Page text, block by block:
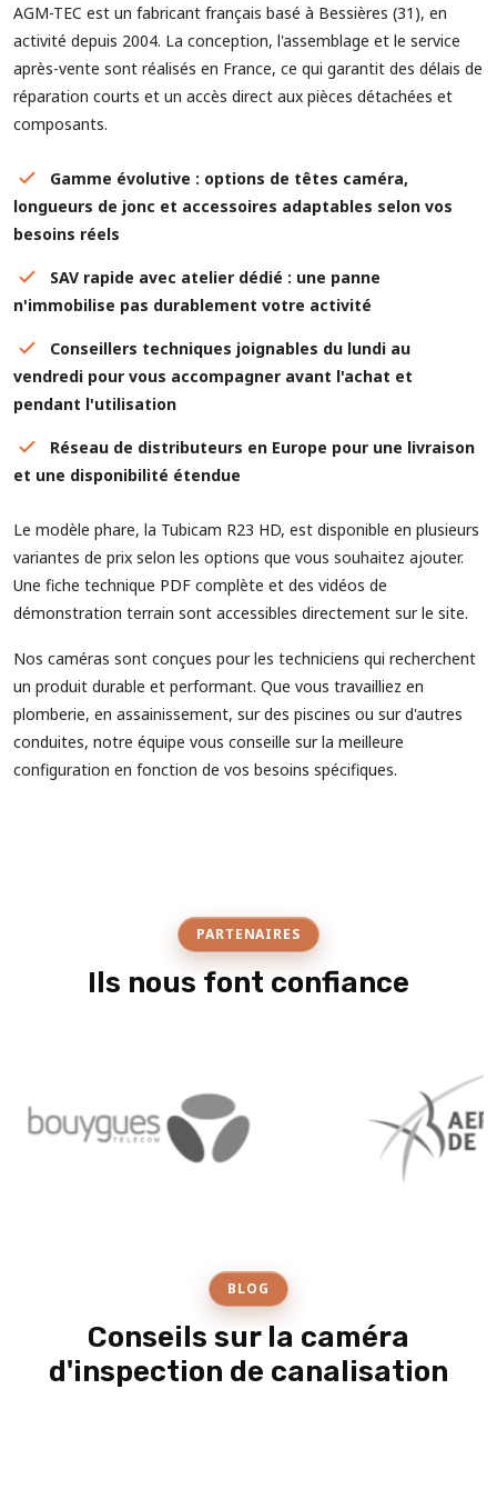
AGM-TEC est un fabricant français basé à Bessières (31), en
activité depuis 2004. La conception, l'assemblage et le service
après-vente sont réalisés en France, ce qui garantit des délais de
réparation courts et un accès direct aux pièces détachées et
composants.
Gamme évolutive : options de têtes caméra,
longueurs de jonc et accessoires adaptables selon vos
besoins réels
SAV rapide avec atelier dédié : une panne
n'immobilise pas durablement votre activité
Conseillers techniques joignables du lundi au
vendredi pour vous accompagner avant l'achat et
pendant l'utilisation
Réseau de distributeurs en Europe pour une livraison
et une disponibilité étendue
Le modèle phare, la Tubicam R23 HD, est disponible en plusieurs
variantes de prix selon les options que vous souhaitez ajouter.
Une fiche technique PDF complète et des vidéos de
démonstration terrain sont accessibles directement sur le site.
Nos caméras sont conçues pour les techniciens qui recherchent
un produit durable et performant. Que vous travailliez en
plomberie, en assainissement, sur des piscines ou sur d'autres
conduites, notre équipe vous conseille sur la meilleure
configuration en fonction de vos besoins spécifiques.
PARTENAIRES
Ils nous font confiance
BLOG
Conseils sur la caméra
d'inspection de canalisation